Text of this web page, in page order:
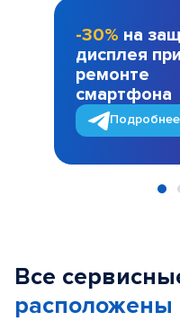
-30% на
дисплея при
ремонте
смартфона
Подробнее
Все
расположены